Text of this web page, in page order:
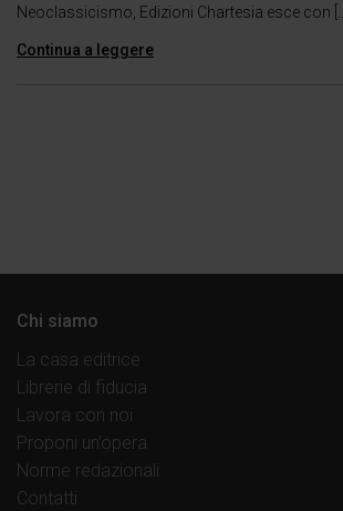
Neoclassicismo, Edizioni Chartesia esce con […]
Continua a leggere
Chi siamo
La casa editrice
Librerie di fiducia
Lavora con noi
Proponi un’opera
Norme redazionali
Contatti